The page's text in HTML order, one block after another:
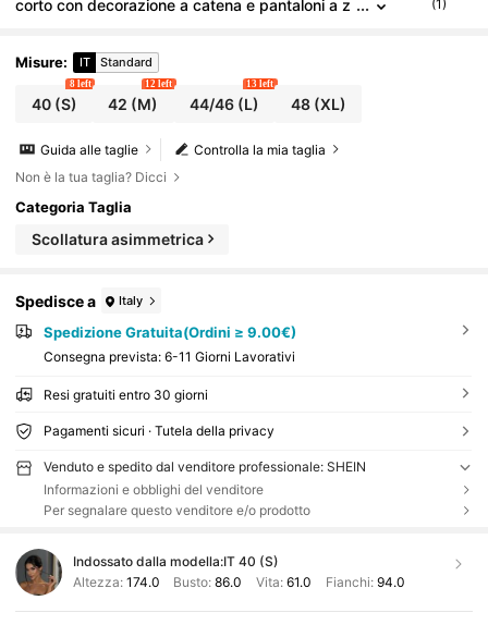
corto con decorazione a catena e pantaloni a z
(1)
Misure: IT Standard
40(S)
8 left
42 (M)
12 left
44/46(L)
13 left
48(XL)
Controlla la mia taglia
Guida alle taglie
Non è la tua taglia? Dicci
Categoria Taglia
Scollatura asimmetrica
Spedisce a Italy
Spedizione Gratuita(Ordini ≥ 9.00€)
Consegna prevista: 6-11 Giorni Lavorativi
Resi gratuiti entro 30 giorni
Pagamenti sicuri · Tutela della privacy
Venduto e spedito dal venditore professionale: SHEIN
Informazioni e obblighi del venditore
Per segnalare questo venditore e/o prodotto
Indossato dalla modella:IT 40 (S)
Altezza: 174.0 Busto:86.0 Vita: 61.0 Fianchi: 94.0